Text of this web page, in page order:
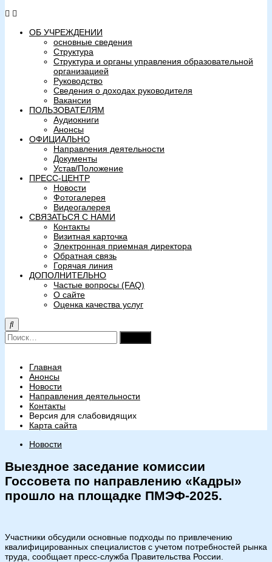
ОБ УЧРЕЖДЕНИИ
основные сведения
Структура
Структура и органы управления образовательной
организацией
Руководство
Сведения о доходах руководителя
Вакансии
ПОЛЬЗОВАТЕЛЯМ
Аудиокниги
Анонсы
ОФИЦИАЛЬНО
Направления деятельности
Документы
Устав/Положение
ПРЕСС-ЦЕНТР
Новости
Фотогалерея
Видеогалерея
СВЯЗАТЬСЯ С НАМИ
Контакты
Визитная карточка
Электронная приемная директора
Обратная связь
Горячая линия
ДОПОЛНИТЕЛЬНО
Частые вопросы (FAQ)
О сайте
Оценка качества услуг
Найти:
Главная
Анонсы
Новости
Направления деятельности
Контакты
Версия для слабовидящих
Карта сайта
Новости
Выездное заседание комиссии
Госсовета по направлению «Кадры»
прошло на площадке ПМЭФ-2025.
Участники обсудили основные подходы по привлечению
квалифицированных специалистов с учетом потребностей рынка
труда, сообщает пресс-служба Правительства России.